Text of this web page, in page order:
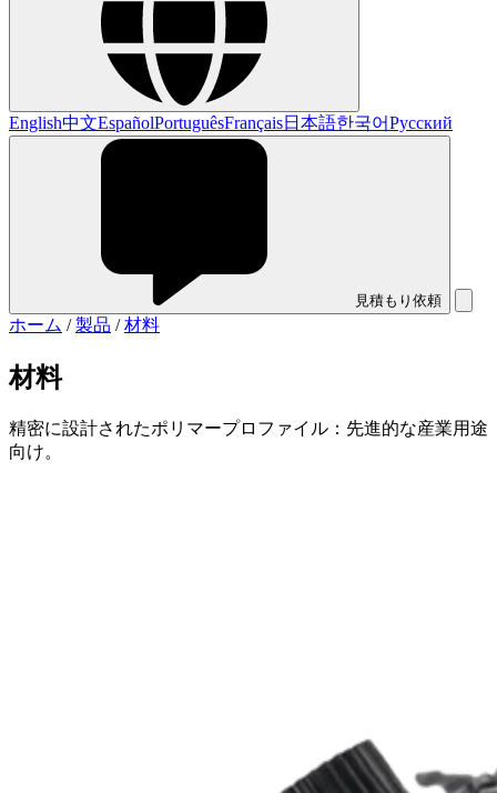
English中文EspañolPortuguêsFrançais日本語한국어Русский
見積もり依頼
ホーム /製品 /材料
材料
精密に設計されたポリマープロファイル：先進的な産業用途
向け。